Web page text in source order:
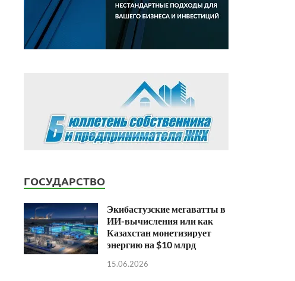
ГОСУДАРСТВО
Экибастузские мегаватты в
ИИ-вычисления или как
Казахстан монетизирует
энергию на $10 млрд
15.06.2026